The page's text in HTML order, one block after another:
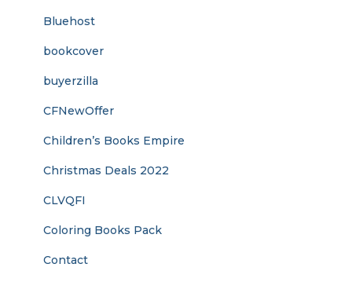
Bluehost
bookcover
buyerzilla
CFNewOffer
Children’s Books Empire
Christmas Deals 2022
CLVQFI
Coloring Books Pack
Contact